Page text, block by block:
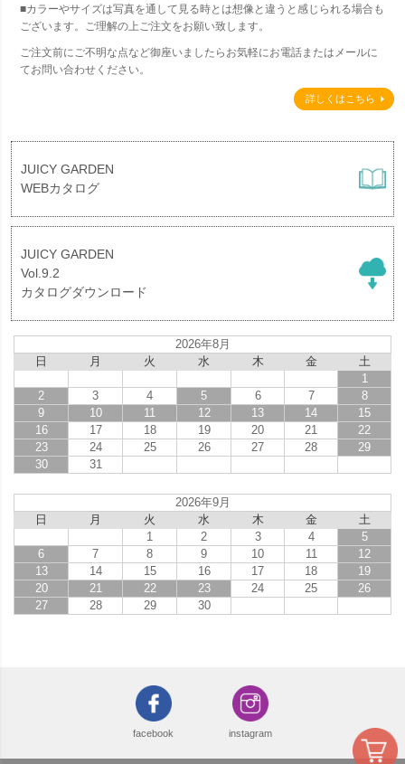
■カラーやサイズは写真を通して見る時とは想像と違うと感じられる場合も
ございます。ご理解の上ご注文をお願い致します。
ご注文前にご不明な点など御座いましたらお気軽にお電話またはメールに
てお問い合わせください。
詳しくはこちら
JUICY GARDEN
WEBカタログ
JUICY GARDEN
Vol.9.2
カタログダウンロード
2026年8月
日
月 火 水 木 金
土
1
2
3 4 5 6 7
8
9
10 11 12 13 14
15
16
17 18 19 20 21
22
23
24 25 26 27 28
29
30
31
2026年9月
日
月 火 水 木 金
土
1
2 3 4
5
6
7 8 9 10 11
12
13
14 15 16 17 18
19
20
21 22 23 24 25
26
27
28 29 30
facebook instagram